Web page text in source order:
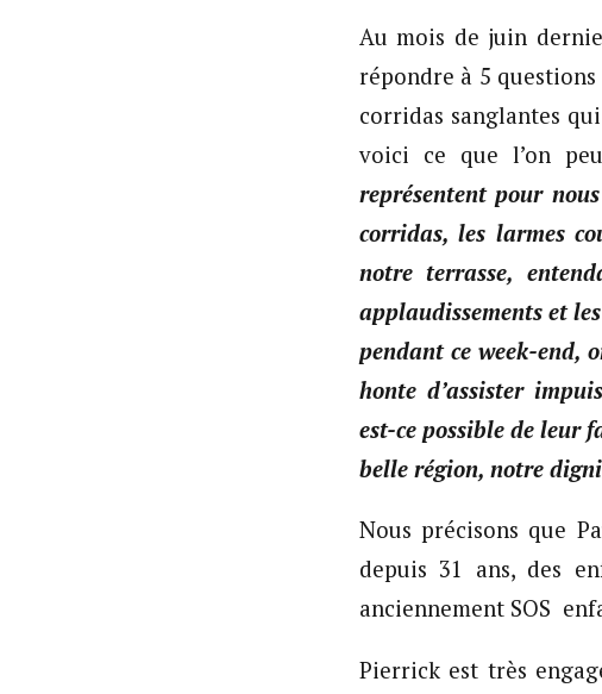
Au mois de juin
répondre à 5
corridas sanglantes
voici ce que l’on
représentent pour
corridas, les larmes
notre terrasse,
applaudissements et
pendant ce week-end,
honte d’assister
est-ce possible de leur
belle région, notre
Nous précisons que
depuis 31 ans, des
anciennement SOS
Pierrick est très